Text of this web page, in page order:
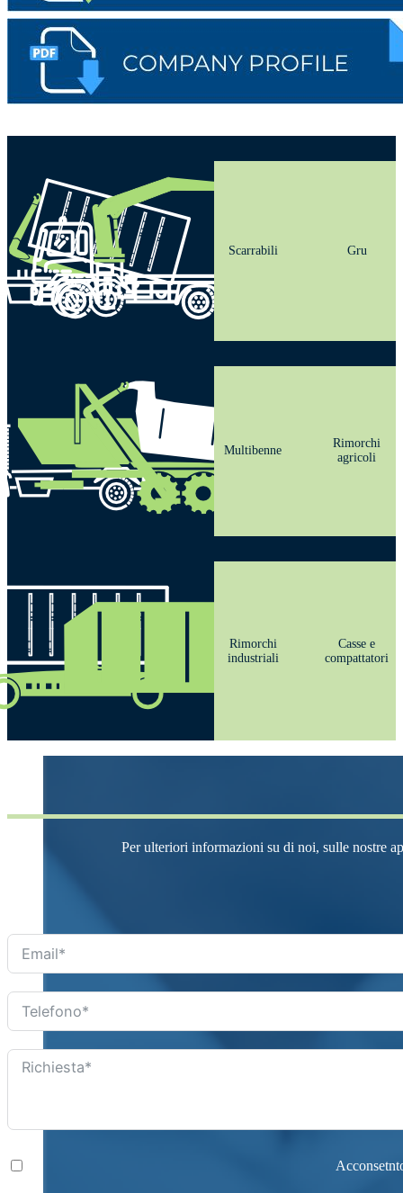
Scarrabili Gru
Multibenne
Rimorchi
agricoli
Rimorchi
industriali
Casse e
compattatori
Per ulteriori informazioni su di noi, sulle nostre